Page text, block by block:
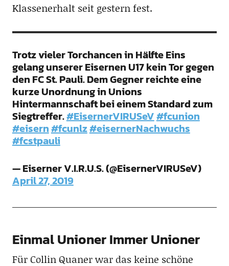
Klassenerhalt seit gestern fest.
Trotz vieler Torchancen in Hälfte Eins
gelang unserer Eisernen U17 kein Tor gegen
den FC St. Pauli. Dem Gegner reichte eine
kurze Unordnung in Unions
Hintermannschaft bei einem Standard zum
Siegtreffer.#EisernerVIRUSeV#fcunion
#eisern#fcunlz#eisernerNachwuchs
#fcstpauli
— Eiserner V.I.R.U.S. (@EisernerVIRUSeV)
April 27, 2019
Einmal Unioner Immer Unioner
Für Collin Quaner war das keine schöne